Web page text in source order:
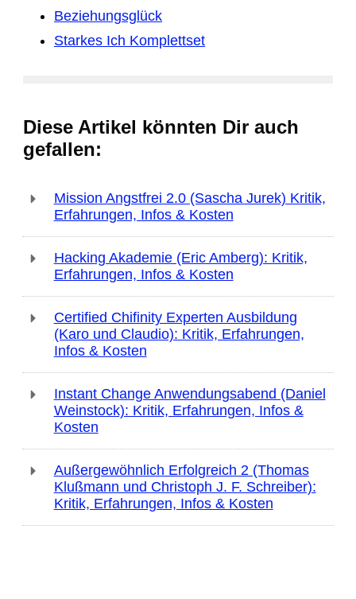
Beziehungsglück
Starkes Ich Komplettset
Diese Artikel könnten Dir auch
gefallen:
Mission Angstfrei 2.0 (Sascha Jurek) Kritik,
Erfahrungen, Infos & Kosten
Hacking Akademie (Eric Amberg): Kritik,
Erfahrungen, Infos & Kosten
Certified Chifinity Experten Ausbildung
(Karo und Claudio): Kritik, Erfahrungen,
Infos & Kosten
Instant Change Anwendungsabend (Daniel
Weinstock): Kritik, Erfahrungen, Infos &
Kosten
Außergewöhnlich Erfolgreich 2 (Thomas
Klußmann und Christoph J. F. Schreiber):
Kritik, Erfahrungen, Infos & Kosten